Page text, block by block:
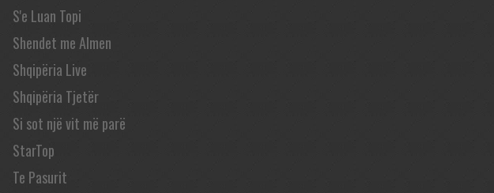
S'e Luan Topi
Shendet me Almen
Shqipëria Live
Shqipëria Tjetër
Si sot një vit më parë
StarTop
Te Pasurit